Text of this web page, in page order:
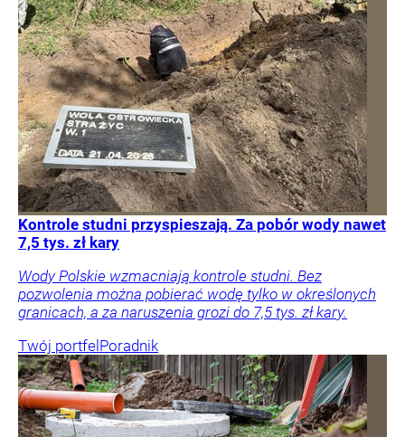
Kontrole studni przyspieszają. Za pobór wody nawet
7,5 tys. zł kary
Wody Polskie wzmacniają kontrole studni. Bez
pozwolenia można pobierać wodę tylko w określonych
granicach, a za naruszenia grozi do 7,5 tys. zł kary.
Twój portfelPoradnik